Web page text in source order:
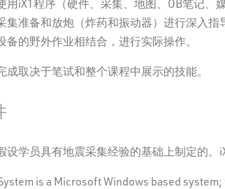
用iX1程序（硬件、采集、地图、OB笔记
集准备和放炮（炸药和振动器）进行深入
备的野外作业相结合，进行实际操作。
成取决于笔试和整个课程中展示的技能。
设学员具有地震采集经验的基础上制定的。
is a Microsoft Windows based